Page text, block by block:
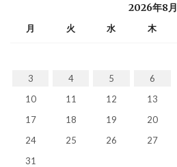
2026年8月
月 火 水 木
3
4 5 6
10
11 12 13
17
18 19 20
24
25 26 27
31